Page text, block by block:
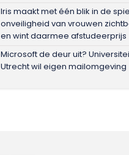
Iris maakt met één blik in de
onveiligheid van vrouwen
en wint daarmee afstudeerprijs
Microsoft de deur uit?
Utrecht wil eigen mailomgeving